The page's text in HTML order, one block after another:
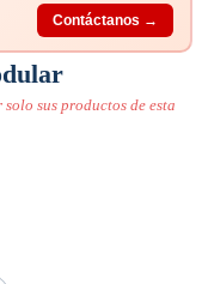
Contáctanos →
sus productos de esta